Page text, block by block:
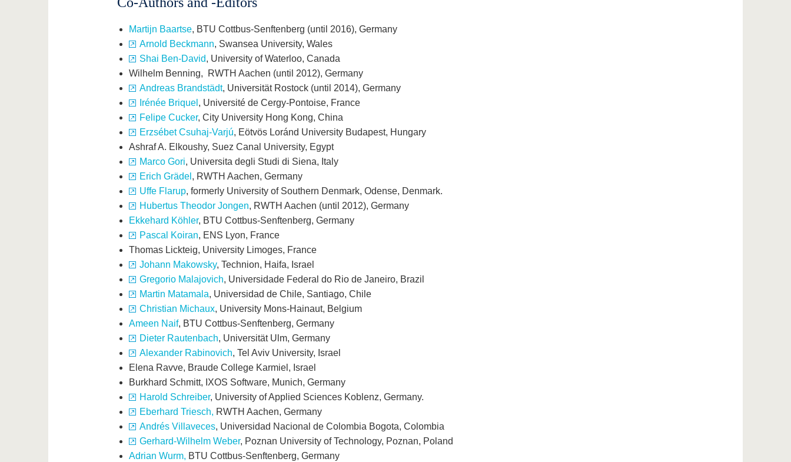
Martijn Baartse, BTU Cottbus-Senftenberg (until 2016), Germany
Arnold Beckmann, Swansea University, Wales
Shai Ben-David, University of Waterloo, Canada
Wilhelm Benning, RWTH Aachen (until 2012), Germany
Andreas Brandstädt, Universität Rostock (until 2014), Germany
Irénée Briquel , Université de Cergy-Pontoise, France
Felipe Cucker, City University Hong Kong, China
Erzsébet Csuhaj-Varjú, Eötvös Loránd University Budapest, Hungary
Ashraf A. Elkoushy, Suez Canal University, Egypt
Marco Gori, Universita degli Studi di Siena, Italy
Erich Grädel , RWTH Aachen, Germany
Uffe Flarup, formerly University of Southern Denmark, Odense, Denmark.
Hubertus Theodor Jongen, RWTH Aachen (until 2012), Germany
Ekkehard Köhler, BTU Cottbus-Senftenberg, Germany
Pascal Koiran, ENS Lyon, France
Thomas Lickteig, University Limoges, France
Johann Makowsky, Technion, Haifa, Israel
Gregorio Malajovich, Universidade Federal do Rio de Janeiro, Brazil
Martin Matamala, Universidad de Chile, Santiago, Chile
Christian Michaux, University Mons-Hainaut, Belgium
Ameen Naif, BTU Cottbus-Senftenberg, Germany
Dieter Rautenbach, Universität Ulm, Germany
Alexander Rabinovich, Tel Aviv University, Israel
Elena Ravve, Braude College Karmiel, Israel
Burkhard Schmitt, IXOS Software, Munich, Germany
Harold Schreiber, University of Applied Sciences Koblenz, Germany.
Eberhard Triesch, RWTH Aachen, Germany
Andrés Villaveces, Universidad Nacional de Colombia Bogota, Colombia
Gerhard-Wilhelm Weber, Poznan University of Technology, Poznan, Poland
Adrian Wurm, BTU Cottbus-Senftenberg, Germany